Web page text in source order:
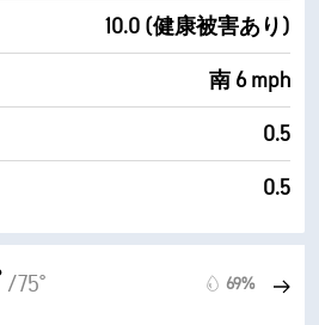
10.0 (健康被害あり)
南 6 mph
0.5
0.5
/75° 69%